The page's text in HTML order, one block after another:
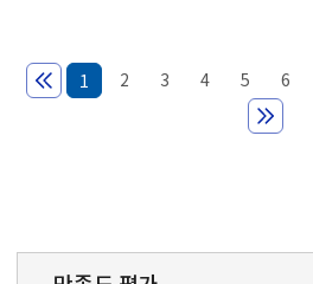
1 2 3 4 5 6